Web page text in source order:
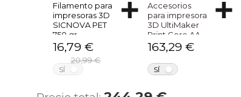
Filamento para
impresoras 3D
SICNOVA PET
750 gr
16,79 €
20,99 €
SÍ
Accesorios
para impresora
3D UltiMaker
Print Core AA
0.25
163,29 €
SÍ